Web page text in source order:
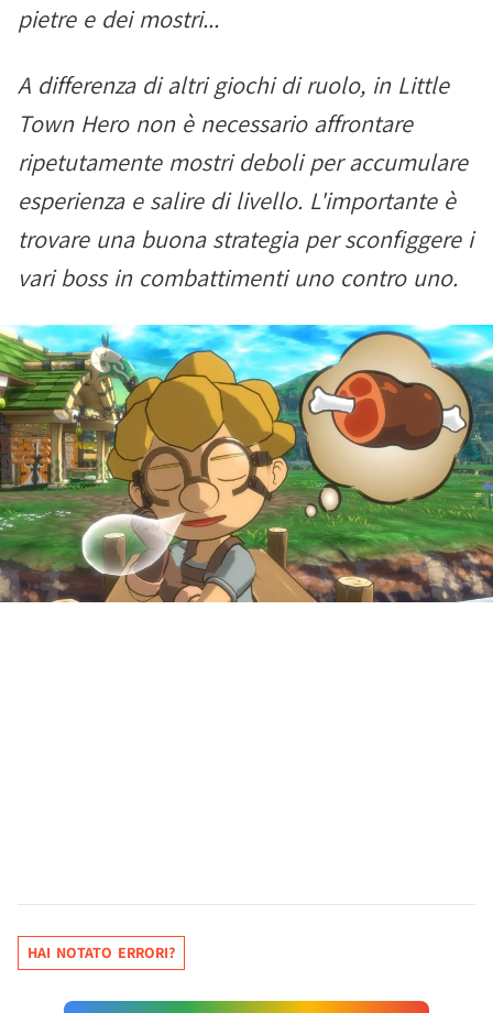
pietre e dei mostri...
A differenza di altri giochi di ruolo, in Little
Town Hero non è necessario affrontare
ripetutamente mostri deboli per accumulare
esperienza e salire di livello. L'importante è
trovare una buona strategia per sconfiggere i
vari boss in combattimenti uno contro uno.
HAI NOTATO ERRORI?